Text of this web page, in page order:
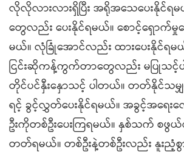
လိုလိုလားလားရှိပြီး အရိုအသေပေးနို
တွေလည်း ပေးနိုင်ရမယ်။ စောင့်ရှောက်
မယ်။ လုံခြုံအောင်လည်း ထားပေးနိုင်ရမ
ငြင်းဆိုကန့်ကွက်တာတွေလည်း မပြုသင့်ပ
တိုင်ပင်နှီးနှောသင့် ပါတယ်။ တတ်နိုင်သမ
ရင့် ခွင့်လွှတ်ပေးနိုင်ရမယ်။ အခွင့်အရေ
ဦးကိုတစ်ဦးပေးကြရမယ်။ နှစ်သက် စဖွ
တတ်ရမယ်။ တစ်ဦးနဲ့တစ်ဦးလည်း နူးညံ့